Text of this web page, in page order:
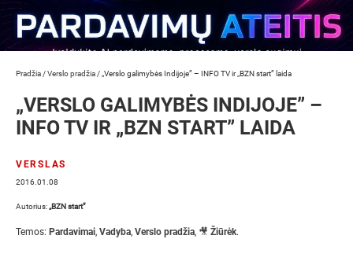
Pradžia /Verslo pradžia / „Verslo galimybės Indijoje” – INFO TV ir „BZN start” laida
„VERSLO GALIMYBĖS INDIJOJE” –
INFO TV IR „BZN START” LAIDA
VERSLAS
2016.01.08
Autorius:„BZN start”
Temos: Pardavimai, Vadyba, Verslo pradžia, 🎥 Žiūrėk.